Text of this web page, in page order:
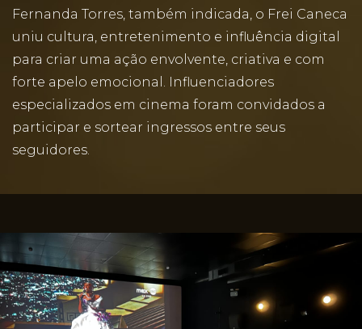
Fernanda Torres, também indicada, o Frei Caneca
uniu cultura, entretenimento e influência digital
para criar uma ação envolvente, criativa e com
forte apelo emocional. Influenciadores
especializados em cinema foram convidados a
participar e sortear ingressos entre seus
seguidores.